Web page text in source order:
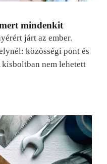
mindenkit
járt az ember.
közösségi pont és
nem lehetett